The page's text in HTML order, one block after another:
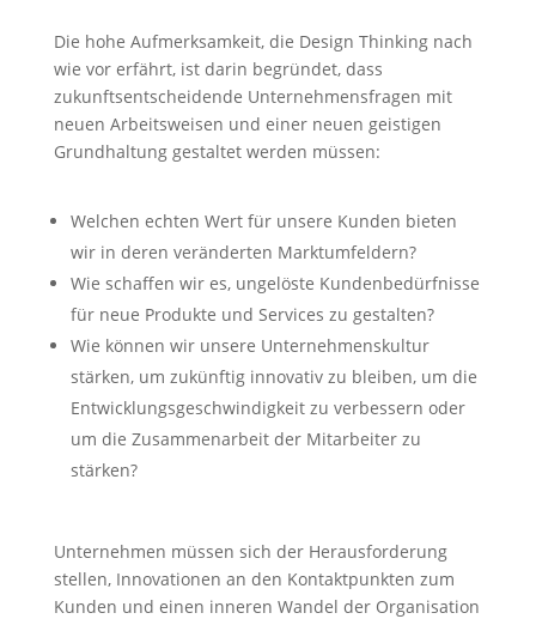
Die hohe Aufmerksamkeit, die Design Thinking nach
wie vor erfährt, ist darin begründet, dass
zukunftsentscheidende Unternehmensfragen mit
neuen Arbeitsweisen und einer neuen geistigen
Grundhaltung gestaltet werden müssen:
Welchen echten Wert für unsere Kunden bieten
wir in deren veränderten Marktumfeldern?
Wie schaffen wir es, ungelöste Kundenbedürfnisse
für neue Produkte und Services zu gestalten?
Wie können wir unsere Unternehmenskultur
stärken, um zukünftig innovativ zu bleiben, um die
Entwicklungsgeschwindigkeit zu verbessern oder
um die Zusammenarbeit der Mitarbeiter zu
stärken?
Unternehmen müssen sich der Herausforderung
stellen, Innovationen an den Kontaktpunkten zum
Kunden und einen inneren Wandel der Organisation